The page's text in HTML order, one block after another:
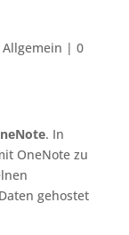
Allgemein | 0
. In
OneNote zu
gehostet